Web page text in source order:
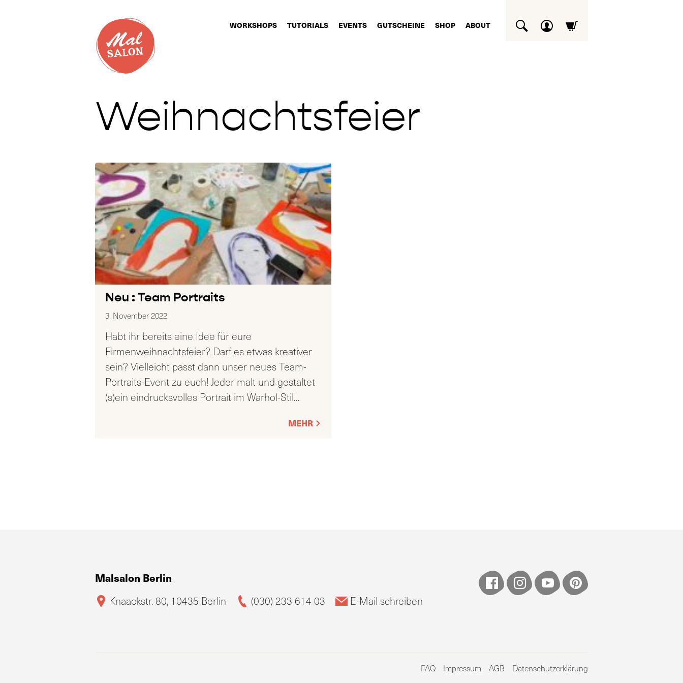
WORKSHOPS TUTORIALS EVENTS GUTSCHEINE SHOP ABOUT
Weihnachtsfeier
Neu : Team Portraits
3. November 2022
Habt ihr bereits eine Idee für eure
Firmenweihnachtsfeier? Darf es etwas kreativer
sein? Vielleicht passt dann unser neues Team-
Portraits-Event zu euch! Jeder malt und gestaltet
(s)ein eindrucksvolles Portrait im Warhol-Stil…
MEHR
Malsalon Berlin
Knaackstr. 80, 10435 Berlin (030) 233 614 03 E-Mail schreiben
FAQ Impressum AGB Datenschutzerklärung